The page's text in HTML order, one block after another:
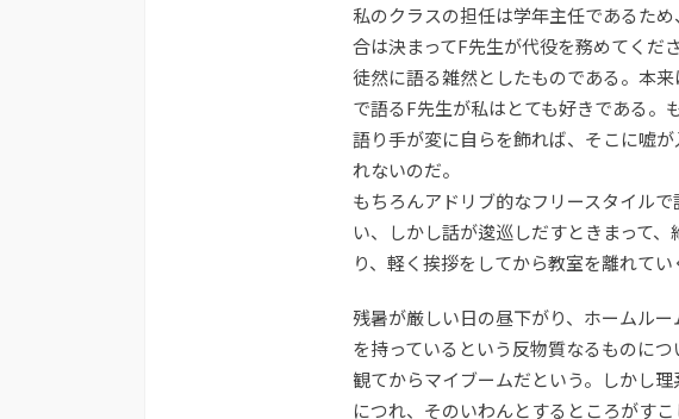
私のクラスの担任は学年主任であるた
合は決まってF先生が代役を務めてくだ
徒然に語る雑然としたものである。本
で語るF先生が私はとても好きである。
語り手が変に自らを飾れば、そこに嘘
れないのだ。
もちろんアドリブ的なフリースタイル
い、しかし話が逡巡しだすときまって
り、軽く挨拶をしてから教室を離れてい
残暑が厳しい日の昼下がり、ホームル
を持っているという反物質なるものに
観てからマイブームだという。しかし
につれ、そのいわんとするところがす